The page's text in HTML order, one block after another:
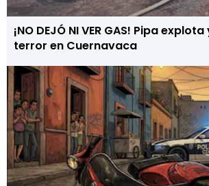
¡NO DEJÓ NI VER GAS! Pipa
terror en Cuernavaca